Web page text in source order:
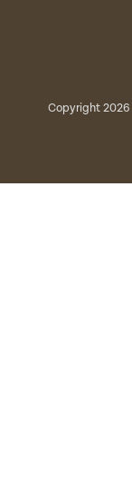
Copyright 2026